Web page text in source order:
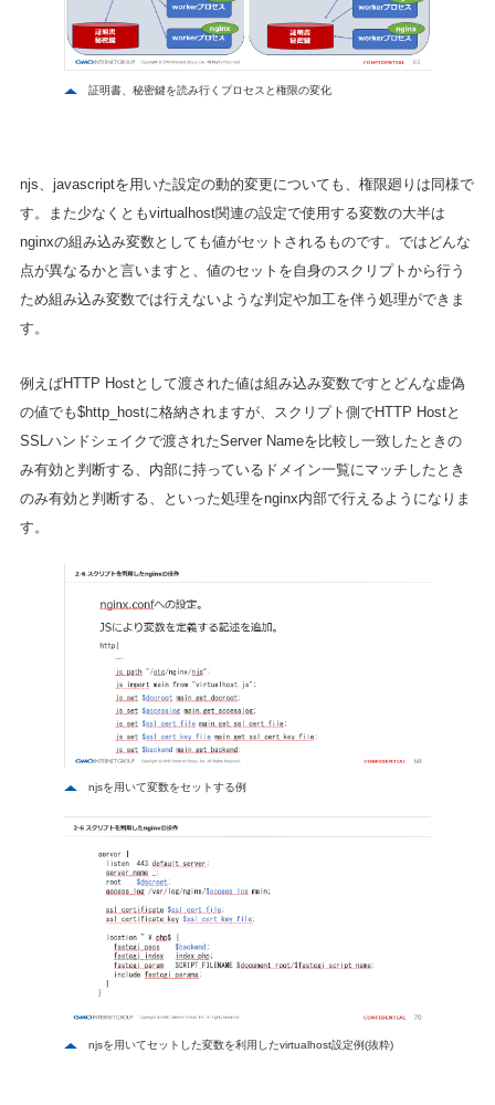
証明書、秘密鍵を読み行くプロセスと権限の変化
njs、javascriptを用いた設定の動的変更についても、権限廻りは同様で
す。また少なくともvirtualhost関連の設定で使用する変数の大半は
nginxの組み込み変数としても値がセットされるものです。ではどんな
点が異なるかと言いますと、値のセットを自身のスクリプトから行う
ため組み込み変数では行えないような判定や加工を伴う処理ができま
す。
例えばHTTP Hostとして渡された値は組み込み変数ですとどんな虚偽
の値でも$http_hostに格納されますが、スクリプト側でHTTP Hostと
SSLハンドシェイクで渡されたServer Nameを比較し一致したときの
み有効と判断する、内部に持っているドメイン一覧にマッチしたとき
のみ有効と判断する、といった処理をnginx内部で行えるようになりま
す。
njsを用いて変数をセットする例
njsを用いてセットした変数を利用したvirtualhost設定例(抜粋)